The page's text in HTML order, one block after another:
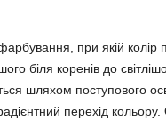
при якій колір
біля коренів до
шляхом поступового
перехід